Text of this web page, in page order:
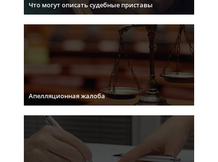
Что могут описать судебные приставы
Апелляционная жалоба